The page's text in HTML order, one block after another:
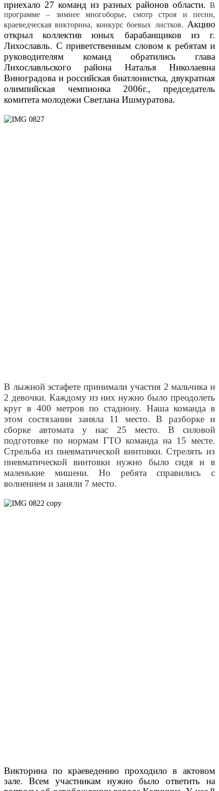
приехало 27 команд из разных районов области. В
программе – зимнее многоборье, смотр строя и песни,
краеведческая викторина, конкурс боевых листков. Акцию
открыл коллектив юных барабанщиков из г.
Лихославль. С приветственным словом к ребятам и
руководителям команд обратились глава
Лихославльского района Наталья Николаевна
Виноградова и российская биатлонистка, двукратная
олимпийская чемпионка 2006г., председатель
комитета молодежи Светлана Ишмуратова.
В лыжной эстафете принимали участия 2 мальчика и
2 девочки. Каждому из них нужно было преодолеть
круг в 400 метров по стадиону. Наша команда в
этом состязании заняла 11 место. В разборке и
сборке автомата у нас 25 место. В силовой
подготовке по нормам ГТО команда на 15 месте.
Стрельба из пневматической винтовки. Стрелять из
пневматической винтовки нужно было сидя и в
маленькие мишени. Но ребята справились с
волнением и заняли 7 место.
Викторина по краеведению проходило в актовом
зале. Всем участникам нужно было ответить на